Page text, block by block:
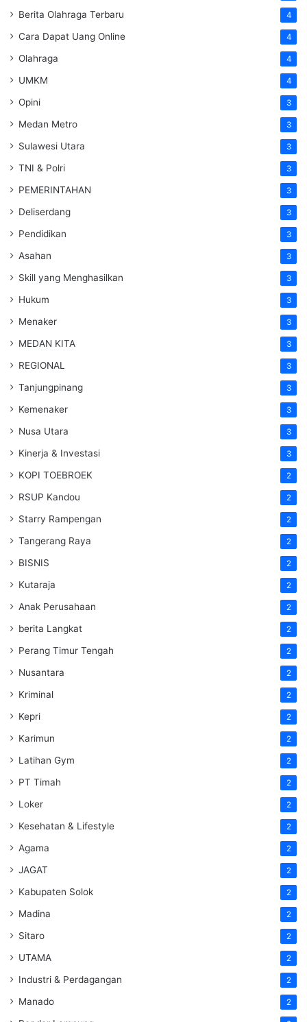
Berita Olahraga Terbaru 4
Cara Dapat Uang Online 4
Olahraga 4
UMKM 4
Opini 3
Medan Metro 3
Sulawesi Utara 3
TNI & Polri 3
PEMERINTAHAN 3
Deliserdang 3
Pendidikan 3
Asahan 3
Skill yang Menghasilkan 3
Hukum 3
Menaker 3
MEDAN KITA 3
REGIONAL 3
Tanjungpinang 3
Kemenaker 3
Nusa Utara 3
Kinerja & Investasi 3
KOPI TOEBROEK 2
RSUP Kandou 2
Starry Rampengan 2
Tangerang Raya 2
BISNIS 2
Kutaraja 2
Anak Perusahaan 2
berita Langkat 2
Perang Timur Tengah 2
Nusantara 2
Kriminal 2
Kepri 2
Karimun 2
Latihan Gym 2
PT Timah 2
Loker 2
Kesehatan & Lifestyle 2
Agama 2
JAGAT 2
Kabupaten Solok 2
Madina 2
Sitaro 2
UTAMA 2
Industri & Perdagangan 2
Manado 2